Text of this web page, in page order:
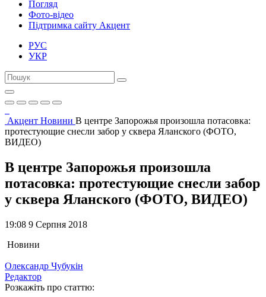
Погляд
Фото-відео
Підтримка сайту Акцент
РУС
УКР
Акцент Новини В центре Запорожья произошла потасовка:
протестующие снесли забор у сквера Яланского (ФОТО,
ВИДЕО)
В центре Запорожья произошла
потасовка: протестующие снесли забор
у сквера Яланского (ФОТО, ВИДЕО)
19:08 9 Серпня 2018
Новини
Олександр Чубукін
Редактор
Розкажіть про статтю: